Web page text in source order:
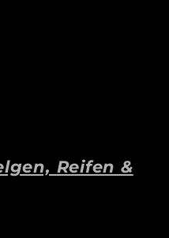
Reifen &